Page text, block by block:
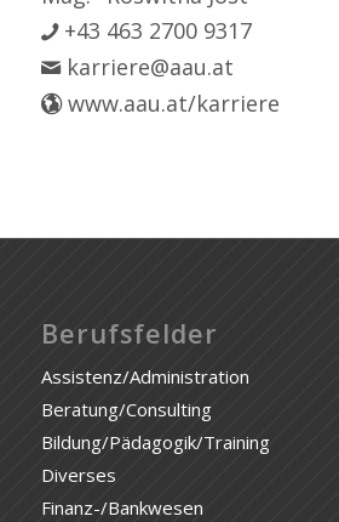
+43 463 2700 9317
karriere@aau.at
www.aau.at/karriere
Berufsfelder
Assistenz/Administration
Beratung/Consulting
Bildung/Pädagogik/Training
Diverses
Finanz-/Bankwesen